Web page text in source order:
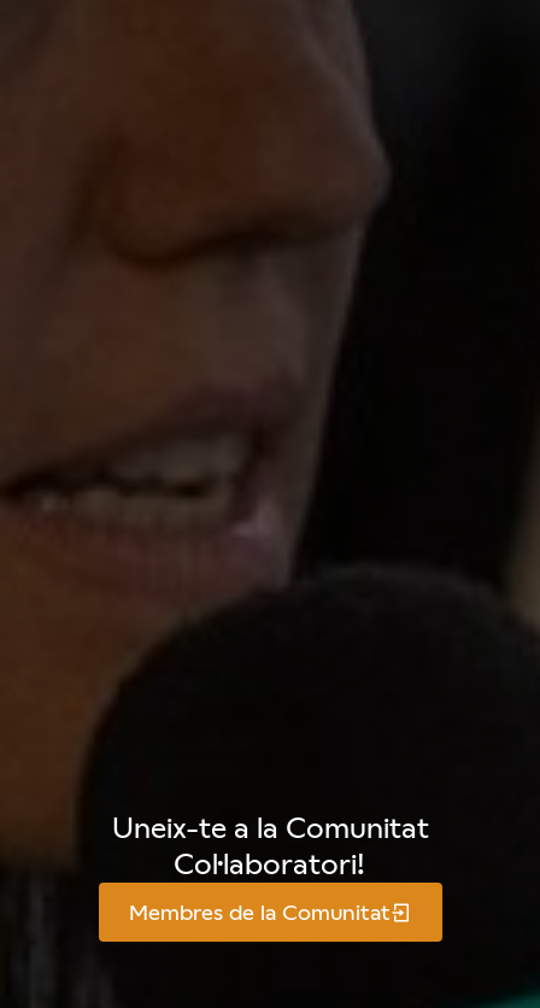
Uneix-te a la Comunitat
Col·laboratori!
Membres de la Comunitat